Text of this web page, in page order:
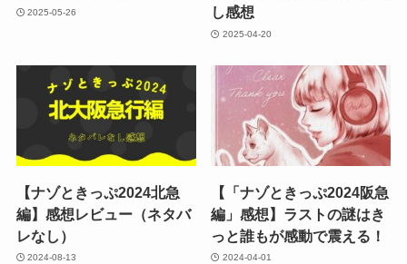
2025-05-26
し感想
2025-04-20
【ナゾときっぷ2024北急
編】感想レビュー（ネタバ
レなし）
2024-08-13
【「ナゾときっぷ2024阪急
編」感想】ラストの謎はき
っと誰もが感動で震える！
2024-04-01